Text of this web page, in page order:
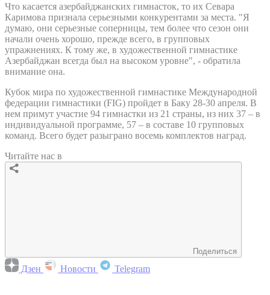
Что касается азербайджанских гимнасток, то их Севара
Каримова признала серьезными конкурентами за места. "Я
думаю, они серьезные соперницы, тем более что сезон они
начали очень хорошо, прежде всего, в групповых
упражнениях. К тому же, в художественной гимнастике
Азербайджан всегда был на высоком уровне", - обратила
внимание она.
Кубок мира по художественной гимнастике Международной
федерации гимнастики (FIG) пройдет в Баку 28-30 апреля. В
нем примут участие 94 гимнастки из 21 страны, из них 37 – в
индивидуальной программе, 57 – в составе 10 групповых
команд. Всего будет разыграно восемь комплектов наград.
Читайте нас в
Поделиться
Дзен Новости Telegram